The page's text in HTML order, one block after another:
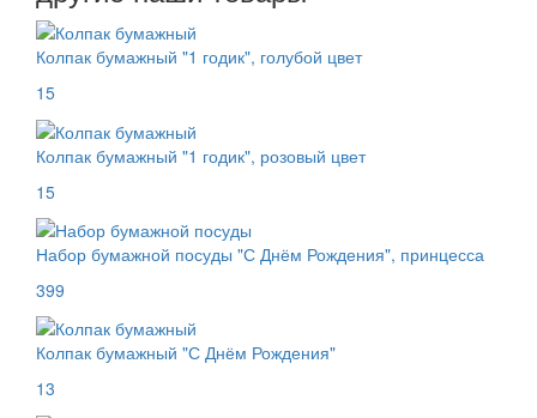
Колпак бумажный "1 годик", голубой цвет
15
Колпак бумажный "1 годик", розовый цвет
15
Набор бумажной посуды "С Днём Рождения", принцесса
399
Колпак бумажный "С Днём Рождения"
13